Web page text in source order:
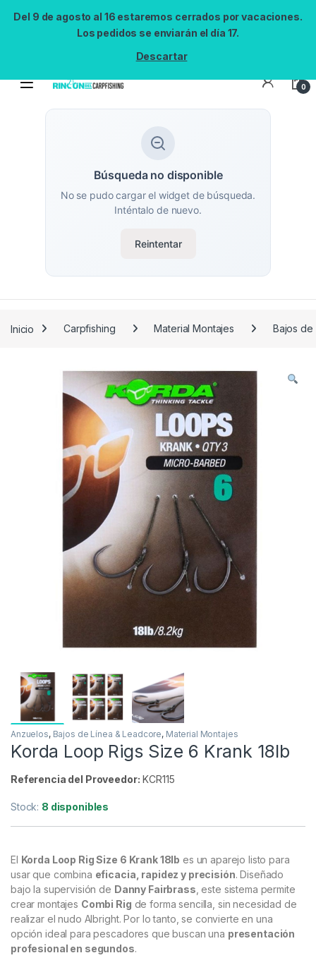
Del 9 de agosto al 16 estaremos cerrados por vacaciones.
Los pedidos se enviarán el día 17.
Descartar
0
Búsqueda no disponible
No se pudo cargar el widget de búsqueda.
Inténtalo de nuevo.
Reintentar
Inicio Carpfishing Material Montajes Bajos de
Anzuelos, Bajos de Línea & Leadcore, Material Montajes
Korda Loop Rigs Size 6 Krank 18lb
Referencia del Proveedor: KCR115
Stock: 8 disponibles
El Korda Loop Rig Size 6 Krank 18lb es un aparejo listo para
usar que combina eficacia, rapidez y precisión. Diseñado
bajo la supervisión de Danny Fairbrass , este sistema permite
crear montajes Combi Rig de forma sencilla, sin necesidad de
realizar el nudo Albright. Por lo tanto, se convierte en una
opción ideal para pescadores que buscan una presentación
profesional en segundos.